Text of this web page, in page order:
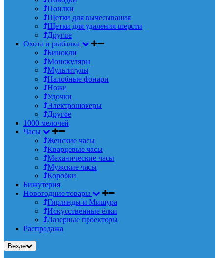
Поилки
Щетки для вычесывания
Щетки для удаления шерсти
Другие
Охота и рыбалка
Бинокли
Монокуляры
Мультитулы
Налобные фонари
Ножи
Удочки
Электрошокеры
Другое
1000 мелочей
Часы
Женские часы
Кварцевые часы
Механические часы
Мужские часы
Коробки
Бижутерия
Новогодние товары
Гирлянды и Мишура
Искусственные ёлки
Лазерные проекторы
Распродажа
Везде